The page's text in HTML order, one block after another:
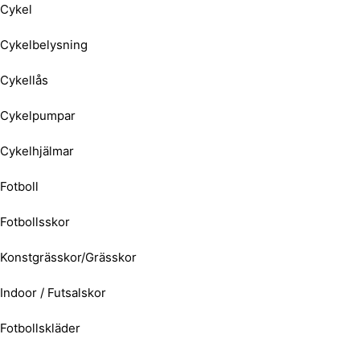
Cykel
Cykelbelysning
Cykellås
Cykelpumpar
Cykelhjälmar
Fotboll
Fotbollsskor
Konstgrässkor/Grässkor
Indoor / Futsalskor
Fotbollskläder